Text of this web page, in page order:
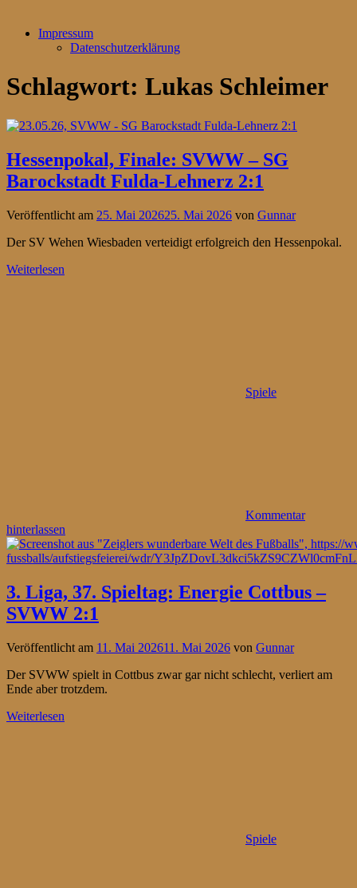
Impressum
Datenschutzerklärung
Schlagwort: Lukas Schleimer
Hessenpokal, Finale: SVWW – SG
Barockstadt Fulda-Lehnerz 2:1
Veröffentlicht am 25. Mai 202625. Mai 2026 von Gunnar
Der SV Wehen Wiesbaden verteidigt erfolgreich den Hessenpokal.
Weiterlesen
Spiele
Kommentar
hinterlassen
3. Liga, 37. Spieltag: Energie Cottbus –
SVWW 2:1
Veröffentlicht am 11. Mai 202611. Mai 2026 von Gunnar
Der SVWW spielt in Cottbus zwar gar nicht schlecht, verliert am
Ende aber trotzdem.
Weiterlesen
Spiele